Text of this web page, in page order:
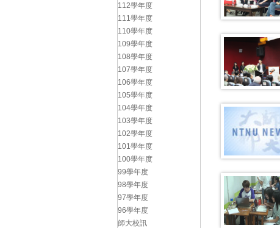
112學年度
111學年度
110學年度
109學年度
108學年度
107學年度
106學年度
105學年度
104學年度
103學年度
102學年度
101學年度
100學年度
99學年度
98學年度
97學年度
96學年度
師大校訊